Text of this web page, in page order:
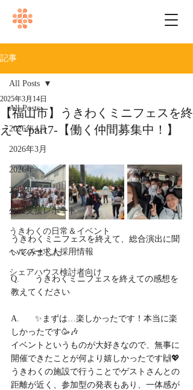
記事
All Posts
2026年4月
2026年3月
2026年
2025年
外出支援レポート
うきわくの日常＆イベント
ヘルパー求人採用情報
シェアハウス検討者向け
All Posts
【福山市】うきわくミニフェスを終
えて-part7-【働く仲間募集中！】
2025年3月14日
うきわくミニフェスを終えて、総合演出に聞
いてみました
Q.	うきわくミニフェスを終えての感想を
教えてください
A.	✨まずは…楽しかったです！本当に楽
しかったです🥳🎶
イベントというものが大好きなので、無事に
開催できたことが何より嬉しかったです🙌💖
うきわくの施設で行うことでゲストさんとの
距離が近く、参加型の発表もあり、一体感が